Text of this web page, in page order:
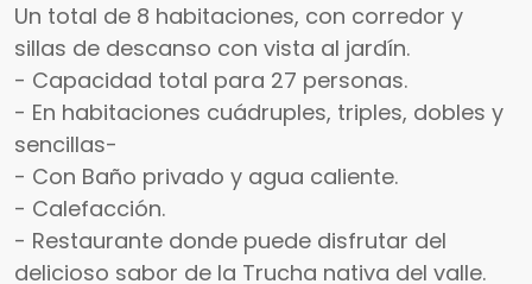
Un total de 8 habitaciones, con corredor y
sillas de descanso con vista al jardín.
- Capacidad total para 27 personas.
- En habitaciones cuádruples, triples, dobles y
sencillas-
- Con Baño privado y agua caliente.
- Calefacción.
- Restaurante donde puede disfrutar del
delicioso sabor de la Trucha nativa del valle.